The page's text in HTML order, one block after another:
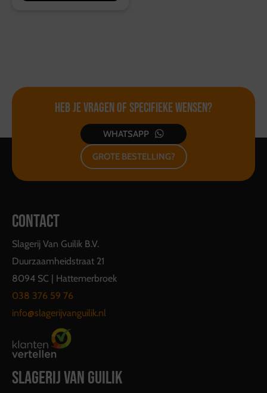
Heb je vragen ofspecifieke wensen?
WHATSAPP
GROTE BESTELLING?
CONTACT
Slagerij Van Guilik B.V.
Duurzaamheidstraat 21
8094 SC | Hattemerbroek
038 376 59 76
info@slagerijvanguilik.nl
SLAGERIJ VAN GUILIK